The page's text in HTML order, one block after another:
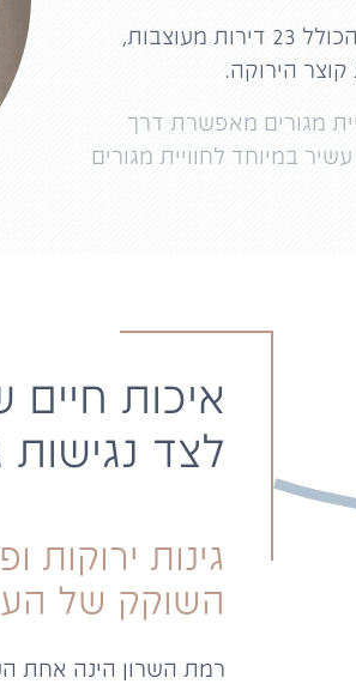
הקוצר 18 הינו בניין בוטיק ייחודי ואינטימי הכולל 23 דירות מעוצבות,
הירוקה.
מגורים מאפשרת דרך
במיוחד לחוויית מגורים
איכות
לצד נגישות
גינות ירוקות
השוקק של
רמת השרון הינה אחת